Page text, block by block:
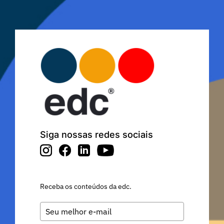
Siga nossas redes sociais
Receba os conteúdos da edc.